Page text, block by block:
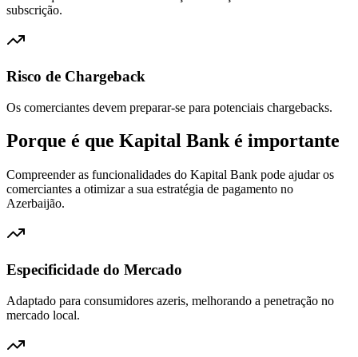
subscrição.
Risco de Chargeback
Os comerciantes devem preparar-se para potenciais chargebacks.
Porque é que Kapital Bank é importante
Compreender as funcionalidades do Kapital Bank pode ajudar os
comerciantes a otimizar a sua estratégia de pagamento no
Azerbaijão.
Especificidade do Mercado
Adaptado para consumidores azeris, melhorando a penetração no
mercado local.